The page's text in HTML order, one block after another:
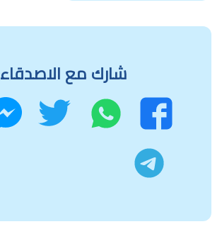
شارك مع الاصدقاء
فيسبوك
واتساب تويتر